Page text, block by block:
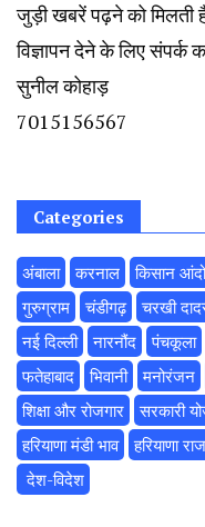
जुड़ी खबरें पढ़ने को
विज्ञापन देने के लिए संपर्क
सुनील कोहाड़
7015156567
Categories
अंबाला करनाल किसान
गुरुग्राम
चंडीगढ़ चरखी
नई दिल्ली
नारनौंद पंचकूला
फतेहाबाद
भिवानी मनोरंजन
शिक्षा और रोजगार
सरकारी
हरियाणा मंडी भाव
हरियाणा
‌ देश-विदेश